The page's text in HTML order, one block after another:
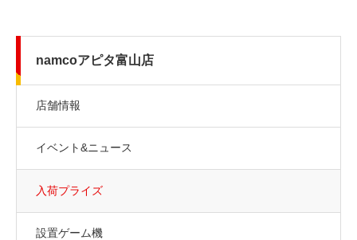
namcoアピタ富山店
店舗情報
イベント&ニュース
入荷プライズ
設置ゲーム機